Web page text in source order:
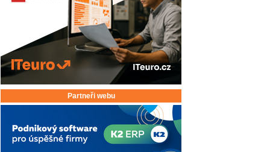
Partneři webu